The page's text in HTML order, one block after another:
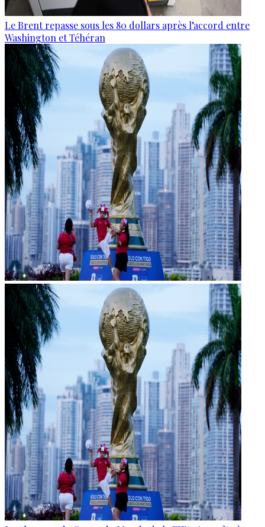
Le Brent repasse sous les 80 dollars après l’accord entre
Washington et Téhéran